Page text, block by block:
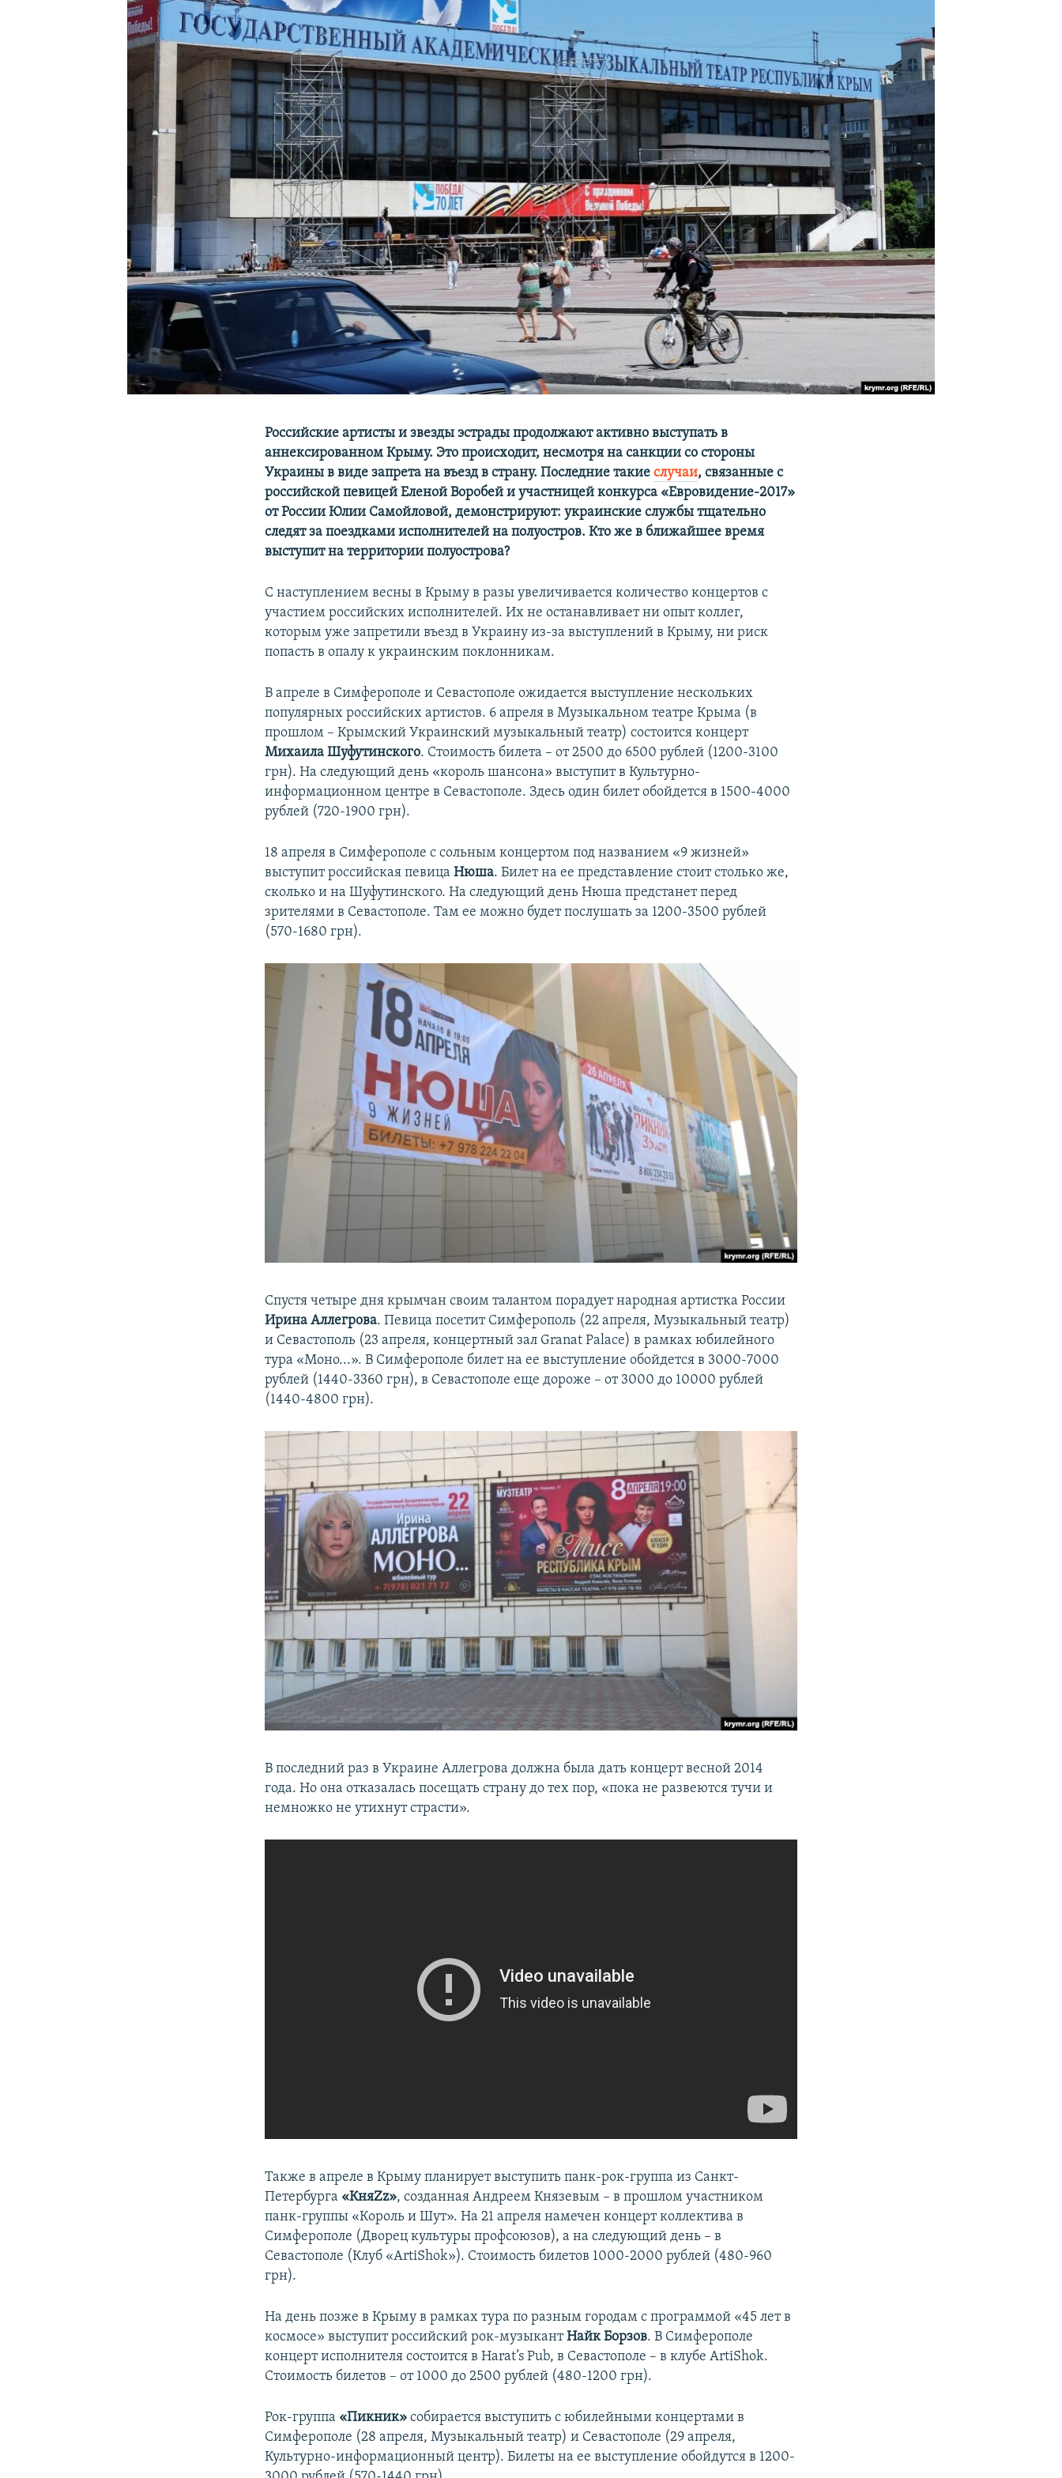
КРЫМ.НЕПОКОРЕННЫЙ
Российские артисты и звезды эстрады продолжают активно выступать в
аннексированном Крыму. Это происходит, несмотря на санкции со стороны
Украины в виде запрета на въезд в страну. Последние такиеслучаи, связанные с
российской певицей Еленой Воробей и участницей конкурса «Евровидение-2017»
от России Юлии Самойловой, демонстрируют: украинские службы тщательно
следят за поездками исполнителей на полуостров. Кто же в ближайшее время
выступит на территории полуострова?
С наступлением весны в Крыму в разы увеличивается количество концертов с
участием российских исполнителей. Их не останавливает ни опыт коллег,
которым уже запретили въезд в Украину из-за выступлений в Крыму, ни риск
попасть в опалу к украинским поклонникам.
В апреле в Симферополе и Севастополе ожидается выступление нескольких
популярных российских артистов. 6 апреля в Музыкальном театре Крыма (в
прошлом – Крымский Украинский музыкальный театр) состоится концерт
Михаила Шуфутинского. Стоимость билета – от 2500 до 6500 рублей (1200-3100
грн). На следующий день «король шансона» выступит в Культурно-
информационном центре в Севастополе. Здесь один билет обойдется в 1500-4000
рублей (720-1900 грн).
18 апреля в Симферополе с сольным концертом под названием «9 жизней»
выступит российская певицаНюша. Билет на ее представление стоит столько же,
сколько и на Шуфутинского. На следующий день Нюша предстанет перед
зрителями в Севастополе. Там ее можно будет послушать за 1200-3500 рублей
(570-1680 грн).
Спустя четыре дня крымчан своим талантом порадует народная артистка России
Ирина Аллегрова. Певица посетит Симферополь (22 апреля, Музыкальный театр)
и Севастополь (23 апреля, концертный зал Granat Palace) в рамках юбилейного
тура «Моно...». В Симферополе билет на ее выступление обойдется в 3000-7000
рублей (1440-3360 грн), в Севастополе еще дороже – от 3000 до 10000 рублей
(1440-4800 грн).
В последний раз в Украине Аллегрова должна была дать концерт весной 2014
года. Но она отказалась посещать страну до тех пор, «пока не развеются тучи и
немножко не утихнут страсти».
Также в апреле в Крыму планирует выступить панк-рок-группа из Санкт-
Петербурга «КняZz», созданная Андреем Князевым – в прошлом участником
панк-группы «Король и Шут». На 21 апреля намечен концерт коллектива в
Симферополе (Дворец культуры профсоюзов), а на следующий день – в
Севастополе (Клуб «ArtiShok»). Стоимость билетов 1000-2000 рублей (480-960
грн).
На день позже в Крыму в рамках тура по разным городам с программой «45 лет в
космосе» выступит российский рок-музыкантНайк Борзов. В Симферополе
концерт исполнителя состоится в Harat’s Pub, в Севастополе – в клубе ArtiShok.
Стоимость билетов – от 1000 до 2500 рублей (480-1200 грн).
Рок-группа «Пикник»собирается выступить с юбилейными концертами в
Симферополе (28 апреля, Музыкальный театр) и Севастополе (29 апреля,
Культурно-информационный центр). Билеты на ее выступление обойдутся в 1200-